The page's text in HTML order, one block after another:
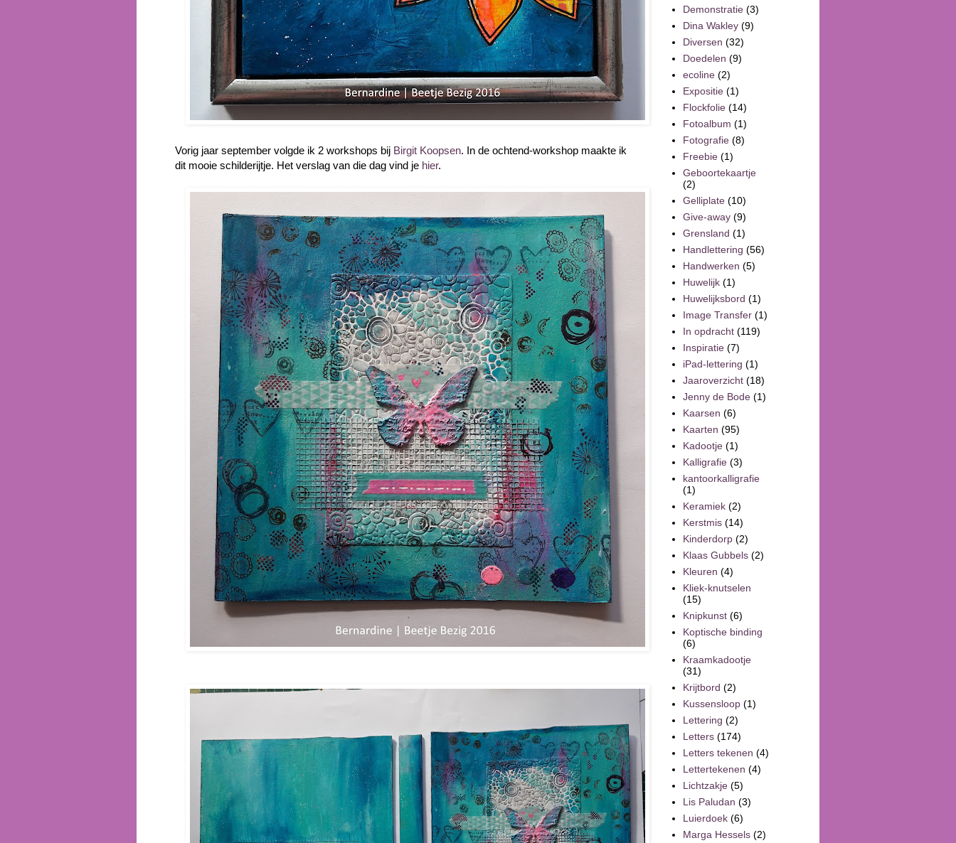
Vorig jaar september volgde ik 2 workshops bij Birgit Koopsen. In de ochtend-workshop maakte ik
dit mooie schilderijtje. Het verslag van die dag vind je hier.
Demonstratie (3)
Dina Wakley (9)
Diversen (32)
Doedelen (9)
ecoline (2)
Expositie (1)
Flockfolie (14)
Fotoalbum (1)
Fotografie (8)
Freebie (1)
Geboortekaartje
(2)
Gelliplate (10)
Give-away (9)
Grensland (1)
Handlettering (56)
Handwerken (5)
Huwelijk (1)
Huwelijksbord (1)
Image Transfer (1)
In opdracht (119)
Inspiratie (7)
iPad-lettering (1)
Jaaroverzicht (18)
Jenny de Bode (1)
Kaarsen (6)
Kaarten (95)
Kadootje (1)
Kalligrafie (3)
kantoorkalligrafie
(1)
Keramiek (2)
Kerstmis (14)
Kinderdorp (2)
Klaas Gubbels (2)
Kleuren (4)
Kliek-knutselen
(15)
Knipkunst (6)
Koptische binding
(6)
Kraamkadootje
(31)
Krijtbord (2)
Kussensloop (1)
Lettering (2)
Letters (174)
Letters tekenen (4)
Lettertekenen (4)
Lichtzakje (5)
Lis Paludan (3)
Luierdoek (6)
Marga Hessels (2)